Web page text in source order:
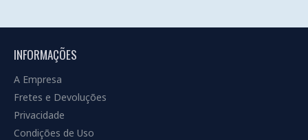
INFORMAÇÕES
A Empresa
Fretes e Devoluções
Privacidade
Condições de Uso